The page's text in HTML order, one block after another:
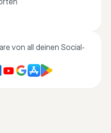
von all deinen Social-